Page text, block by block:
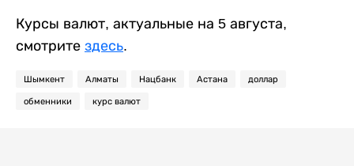
Курсы валют, актуальные на 5 августа,
смотрите здесь.
Шымкент Алматы Нацбанк Астана доллар
обменники курс валют